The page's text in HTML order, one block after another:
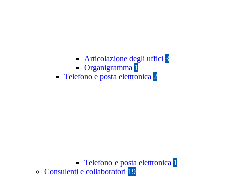
Articolazione degli uffici 3
Organigramma 1
Telefono e posta elettronica 2
Telefono e posta elettronica 1
Consulenti e collaboratori 19